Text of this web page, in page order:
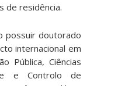
de residência.
possuir doutorado
internacional em
Pública, Ciências
e Controlo de